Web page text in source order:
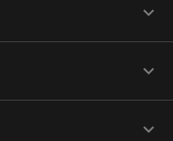


